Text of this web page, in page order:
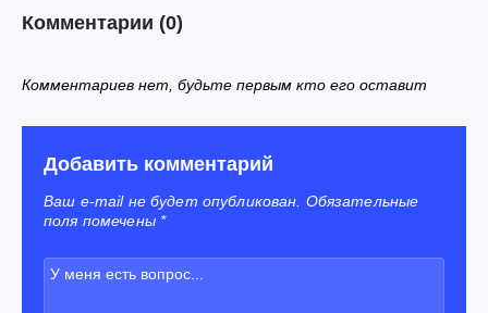
Комментарии (0)
Комментариев нет, будьте первым кто его оставит
Добавить комментарий
Ваш e-mail не будет опубликован. Обязательные
поля помечены *